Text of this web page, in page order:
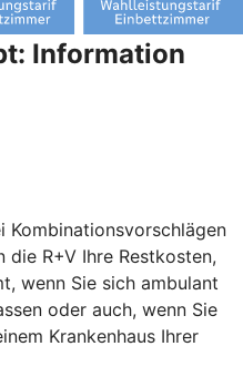
Information
Kombinationsvorschlägen
R+V Ihre Restkosten,
wenn Sie sich ambulant
oder auch, wenn Sie
Krankenhaus Ihrer